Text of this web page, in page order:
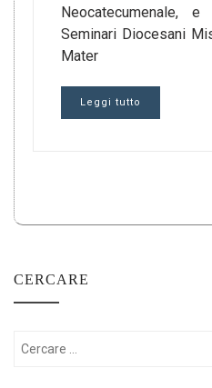
Seminari Diocesani
Mater
Leggi tutto
CERCARE
Cercare: